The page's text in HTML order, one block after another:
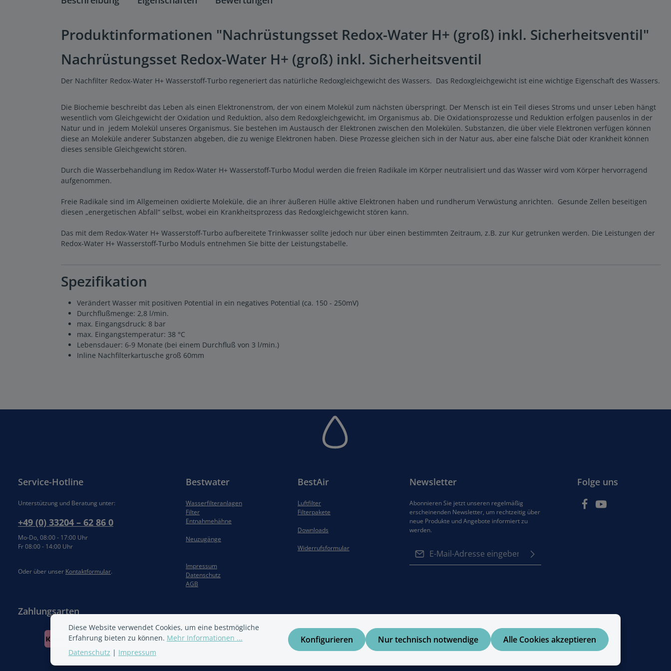
Produktinformationen "Nachrüstungsset Redox-Water H+ (groß) inkl. Sicherheitsventil"
Nachrüstungsset Redox-Water H+ (groß) inkl. Sicherheitsventil
Der Nachfilter Redox-Water H+ Wasserstoff-Turbo regeneriert das natürliche Redoxgleichgewicht des Wassers. Das Redoxgleichgewicht ist eine wichtige Eigenschaft des Wassers.
Die Biochemie beschreibt das Leben als einen Elektronenstrom, der von einem Molekül zum nächsten überspringt. Der Mensch ist ein Teil dieses Stroms und unser Leben hängt
wesentlich vom Gleichgewicht der Oxidation und Reduktion, also dem Redoxgleichgewicht, im Organismus ab. Die Oxidationsprozesse und Reduktion erfolgen pausenlos in der
Natur und in jedem Molekül unseres Organismus. Sie bestehen im Austausch der Elektronen zwischen den Molekülen. Substanzen, die über viele Elektronen verfügen können
diese an Moleküle anderer Substanzen abgeben, die zu wenige Elektronen haben. Diese Prozesse gleichen sich in der Natur aus, aber eine falsche Diät oder Krankheit können
dieses sensible Gleichgewicht stören.
Durch die Wasserbehandlung im Redox-Water H+ Wasserstoff-Turbo Modul werden die freien Radikale im Körper neutralisiert und das Wasser wird vom Körper hervorragend
aufgenommen.
Freie Radikale sind im Allgemeinen oxidierte Moleküle, die an ihrer äußeren Hülle aktive Elektronen haben und rundherum Verwüstung anrichten. Gesunde Zellen beseitigen
diesen „energetischen Abfall“ selbst, wobei ein Krankheitsprozess das Redoxgleichgewicht stören kann.
Das mit dem Redox-Water H+ Wasserstoff-Turbo aufbereitete Trinkwasser sollte jedoch nur über einen bestimmten Zeitraum, z.B. zur Kur getrunken werden. Die Leistungen der
Redox-Water H+ Wasserstoff-Turbo Moduls entnehmen Sie bitte der Leistungstabelle.
Spezifikation
Verändert Wasser mit positiven Potential in ein negatives Potential (ca. 150 - 250mV)
Durchflußmenge: 2,8 l/min.
max. Eingangsdruck: 8 bar
max. Eingangstemperatur: 38 °C
Lebensdauer: 6-9 Monate (bei einem Durchfluß von 3 l/min.)
Inline Nachfilterkartusche groß 60mm
Service-Hotline
Unterstützung und Beratung unter:
+49 (0) 33204 – 62 86 0
Mo-Do, 08:00 - 17:00 Uhr
Fr 08:00 - 14:00 Uhr
Oder über unser Kontaktformular.
Bestwater
Wasserfilteranlagen
Filter
Entnahmehähne
Neuzugänge
Impressum
Datenschutz
AGB
BestAir
Luftfilter
Filterpakete
Downloads
Widerrufsformular
Newsletter
Abonnieren Sie jetzt unseren regelmäßig
erscheinenden Newsletter, um rechtzeitig über
neue Produkte und Angebote informiert zu
werden.
einverstanden.
Folge uns
Zahlungsarten
Diese Website verwendet Cookies, um eine bestmögliche
Erfahrung bieten zu können. Mehr Informationen ...
Datenschutz | Impressum
Nur technisch notwendige
Konfigurieren Alle Cookies akzeptieren